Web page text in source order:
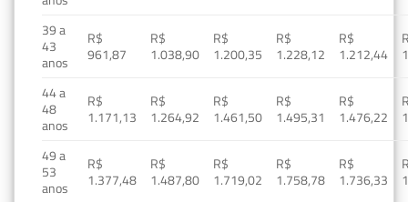
39 a
43
anos
R$
961,87
R$
1.038,90
R$
1.200,35
R$
1.228,12
R$
1.212,44
44 a
48
anos
R$
1.171,13
R$
1.264,92
R$
1.461,50
R$
1.495,31
R$
1.476,22
49 a
53
anos
R$
1.377,48
R$
1.487,80
R$
1.719,02
R$
1.758,78
R$
1.736,33